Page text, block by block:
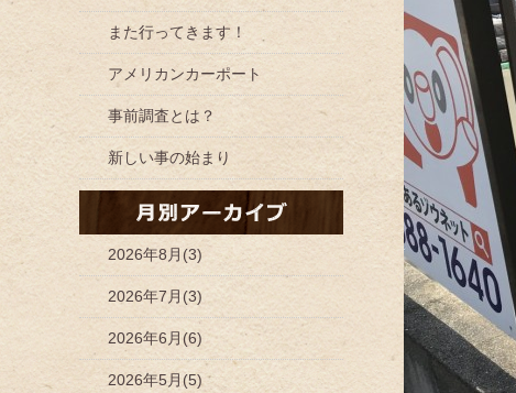
また行ってきます！
アメリカンカーポート
事前調査とは？
新しい事の始まり
2026年8月(3)
2026年7月(3)
2026年6月(6)
2026年5月(5)